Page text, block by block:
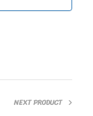
NEXT PRODUCT